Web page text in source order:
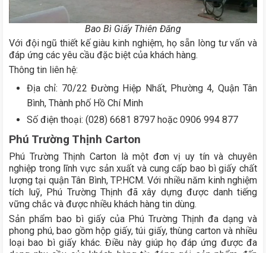
Bao Bì Giấy Thiên Đăng
Với đội ngũ thiết kế giàu kinh nghiệm, họ sẵn lòng tư vấn và
đáp ứng các yêu cầu đặc biệt của khách hàng.
Thông tin liên hệ:
Địa chỉ: 70/22 Đường Hiệp Nhất, Phường 4, Quận Tân
Bình, Thành phố Hồ Chí Minh
Số điện thoại: (028) 6681 8797 hoặc 0906 994 877
Phú Trường Thịnh Carton
Phú Trường Thịnh Carton là một đơn vị uy tín và chuyên
nghiệp trong lĩnh vực sản xuất và cung cấp bao bì giấy chất
lượng tại quận Tân Bình, TP.HCM. Với nhiều năm kinh nghiệm
tích luỹ, Phú Trường Thịnh đã xây dựng được danh tiếng
vững chắc và được nhiều khách hàng tin dùng.
Sản phẩm bao bì giấy của Phú Trường Thịnh đa dạng và
phong phú, bao gồm hộp giấy, túi giấy, thùng carton và nhiều
loại bao bì giấy khác. Điều này giúp họ đáp ứng được đa